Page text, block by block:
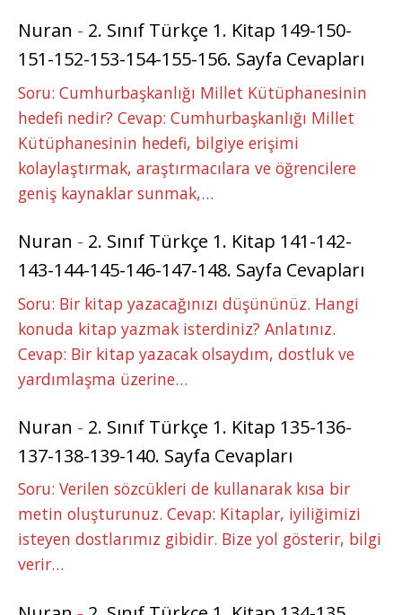
Nuran - 2. Sınıf Türkçe 1. Kitap 149-150-
151-152-153-154-155-156. Sayfa Cevapları
Soru: Cumhurbaşkanlığı Millet Kütüphanesinin
hedefi nedir? Cevap: Cumhurbaşkanlığı Millet
Kütüphanesinin hedefi, bilgiye erişimi
kolaylaştırmak, araştırmacılara ve öğrencilere
geniş kaynaklar sunmak,…
Nuran - 2. Sınıf Türkçe 1. Kitap 141-142-
143-144-145-146-147-148. Sayfa Cevapları
Soru: Bir kitap yazacağınızı düşününüz. Hangi
konuda kitap yazmak isterdiniz? Anlatınız.
Cevap: Bir kitap yazacak olsaydım, dostluk ve
yardımlaşma üzerine…
Nuran - 2. Sınıf Türkçe 1. Kitap 135-136-
137-138-139-140. Sayfa Cevapları
Soru: Verilen sözcükleri de kullanarak kısa bir
metin oluşturunuz. Cevap: Kitaplar, iyiliğimizi
isteyen dostlarımız gibidir. Bize yol gösterir, bilgi
verir…